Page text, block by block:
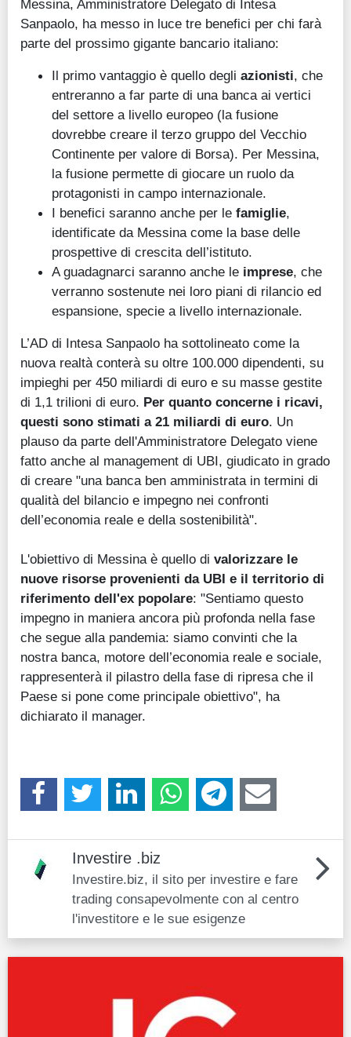
Messina, Amministratore Delegato di Intesa
Sanpaolo, ha messo in luce tre benefici per chi farà
parte del prossimo gigante bancario italiano:
Il primo vantaggio è quello degli azionisti, che
entreranno a far parte di una banca ai vertici
del settore a livello europeo (la fusione
dovrebbe creare il terzo gruppo del Vecchio
Continente per valore di Borsa). Per Messina,
la fusione permette di giocare un ruolo da
protagonisti in campo internazionale.
I benefici saranno anche per le famiglie,
identificate da Messina come la base delle
prospettive di crescita dell’istituto.
A guadagnarci saranno anche le imprese, che
verranno sostenute nei loro piani di rilancio ed
espansione, specie a livello internazionale.
L’AD di Intesa Sanpaolo ha sottolineato come la
nuova realtà conterà su oltre 100.000 dipendenti, su
impieghi per 450 miliardi di euro e su masse gestite
di 1,1 trilioni di euro. Per quanto concerne i ricavi,
questi sono stimati a 21 miliardi di euro. Un
plauso da parte dell'Amministratore Delegato viene
fatto anche al management di UBI, giudicato in grado
di creare "una banca ben amministrata in termini di
qualità del bilancio e impegno nei confronti
dell’economia reale e della sostenibilità".
L'obiettivo di Messina è quello di valorizzare le
nuove risorse provenienti da UBI e il territorio di
riferimento dell'ex popolare: "Sentiamo questo
impegno in maniera ancora più profonda nella fase
che segue alla pandemia: siamo convinti che la
nostra banca, motore dell’economia reale e sociale,
rappresenterà il pilastro della fase di ripresa che il
Paese si pone come principale obiettivo", ha
dichiarato il manager.
Investire .biz
Investire.biz, il sito per investire e fare
trading consapevolmente con al centro
l'investitore e le sue esigenze